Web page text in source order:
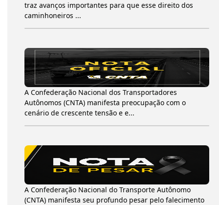
traz avanços importantes para que esse direito dos
caminhoneiros ...
A Confederação Nacional dos Transportadores
Autônomos (CNTA) manifesta preocupação com o
cenário de crescente tensão e e...
A Confederação Nacional do Transporte Autônomo
(CNTA) manifesta seu profundo pesar pelo falecimento